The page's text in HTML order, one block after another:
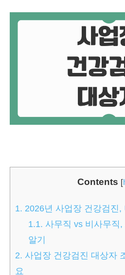
Contents [
1. 2026년 사업장 건강검진
1.1. 사무직 vs 비사무직
알기
2. 사업장 건강검진 대상자
요